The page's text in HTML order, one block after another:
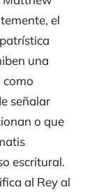
el
una
como
señalar
o que
escritural.
al Rey al